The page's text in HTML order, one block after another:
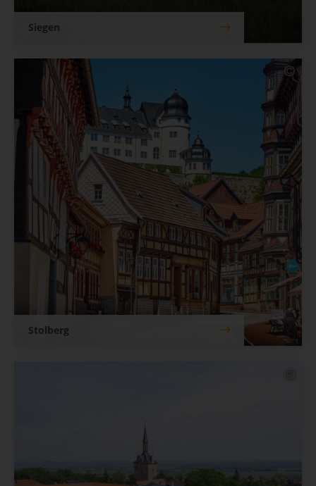
Siegen
Stolberg